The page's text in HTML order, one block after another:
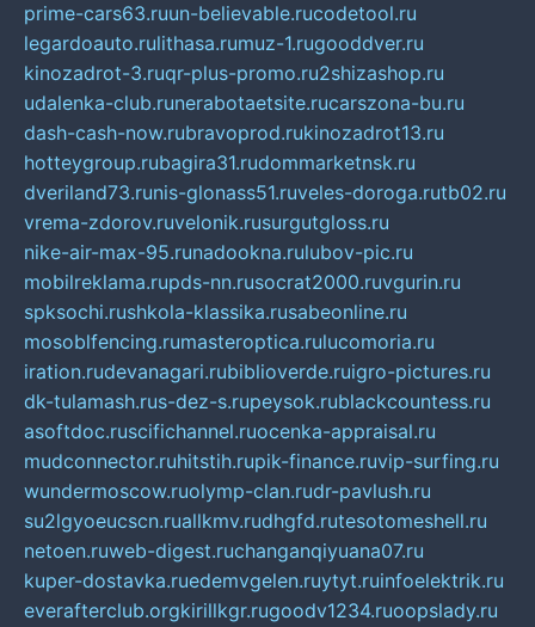
prime-cars63.ruun-believable.rucodetool.ru
legardoauto.rulithasa.rumuz-1.rugooddver.ru
kinozadrot-3.ruqr-plus-promo.ru2shizashop.ru
udalenka-club.runerabotaetsite.rucarszona-bu.ru
dash-cash-now.rubravoprod.rukinozadrot13.ru
hotteygroup.rubagira31.rudommarketnsk.ru
dveriland73.runis-glonass51.ruveles-doroga.rutb02.ru
vrema-zdorov.ruvelonik.rusurgutgloss.ru
nike-air-max-95.runadookna.rulubov-pic.ru
mobilreklama.rupds-nn.rusocrat2000.ruvgurin.ru
spksochi.rushkola-klassika.rusabeonline.ru
mosoblfencing.rumasteroptica.rulucomoria.ru
iration.rudevanagari.rubiblioverde.ruigro-pictures.ru
dk-tulamash.rus-dez-s.rupeysok.rublackcountess.ru
asoftdoc.ruscifichannel.ruocenka-appraisal.ru
mudconnector.ruhitstih.rupik-finance.ruvip-surfing.ru
wundermoscow.ruolymp-clan.rudr-pavlush.ru
su2lgyoeucscn.ruallkmv.rudhgfd.rutesotomeshell.ru
netoen.ruweb-digest.ruchanganqiyuana07.ru
kuper-dostavka.ruedemvgelen.ruytyt.ruinfoelektrik.ru
everafterclub.orgkirillkgr.rugoodv1234.ruoopslady.ru